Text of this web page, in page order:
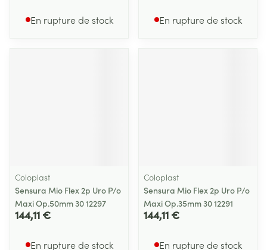
En rupture de stock En rupture de stock
Coloplast
Sensura Mio Flex 2p Uro P/o
Maxi Op.50mm 30 12297
144,11 €
En rupture de stock
Coloplast
Sensura Mio Flex 2p Uro P/o
Maxi Op.35mm 30 12291
144,11 €
En rupture de stock